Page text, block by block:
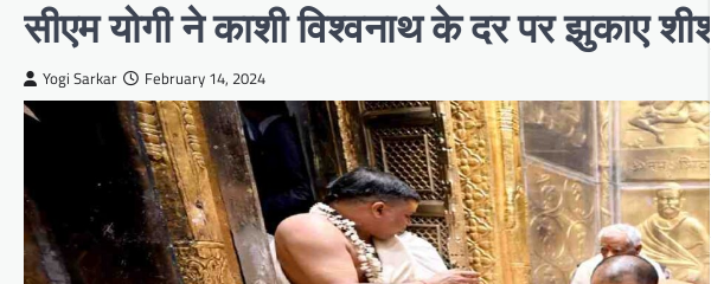
सीएम योगी ने काशी विश्वनाथ के दर पर झुकाए शीश
Yogi Sarkar February 14, 2024